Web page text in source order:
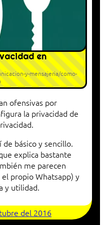
en
y-mensajeria/como-
ofensivas por
la privacidad de
de básico y sencillo.
explica bastante
me parecen
propio Whatsapp) y
y utilidad.
del 2016